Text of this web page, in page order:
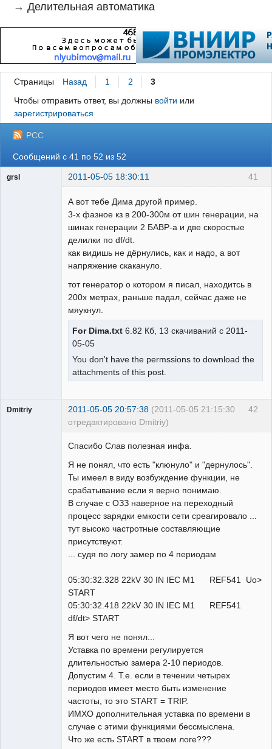
→Делительная автоматика
Страницы Назад 1 2
3
Чтобы отправить ответ, вы должны войти или
зарегистрироваться
РСС
Сообщений с 41 по 52 из 52
41
grsl 2011-05-05 18:30:11
А вот тебе Дима другой пример.
3-х фазное кз в 200-300м от шин генерации, на
шинах генерации 2 БАВР-а и две скоростые
делилки по df/dt.
как видишь не дёрнулись, как и надо, а вот
напряжение скакануло.
тот генератор о котором я писал, находитсь в
200х метрах, раньше падал, сейчас даже не
мяукнул.
For Dima.txt 6.82 Кб, 13 скачиваний с 2011-
05-05
You don't have the permssions to download the
attachments of this post.
42
Dmitriy 2011-05-05 20:57:38 (2011-05-05 21:15:30
отредактировано Dmitriy)
Спасибо Слав полезная инфа.
Я не понял, что есть "клюнуло" и "дернулось".
Ты имеел в виду возбуждение функции, не
срабатывание если я верно понимаю.
В случае с ОЗЗ наверное на переходный
процесс зарядки емкости сети среагировало ...
тут высоко частротные составляющие
присутствуют.
... судя по логу замер по 4 периодам
05:30:32.328 22kV 30 IN IEC M1 REF541 Uo>
START
05:30:32.418 22kV 30 IN IEC M1 REF541
df/dt> START
Я вот чего не понял...
Уставка по времени регулируется
длительностью замера 2-10 периодов.
Допустим 4. Т.е. если в течении четырех
периодов имеет место быть изменение
частоты, то это START = TRIP.
ИМХО дополнительная уставка по времени в
случае с этими функциями бессмыслена.
Что же есть START в твоем логе???